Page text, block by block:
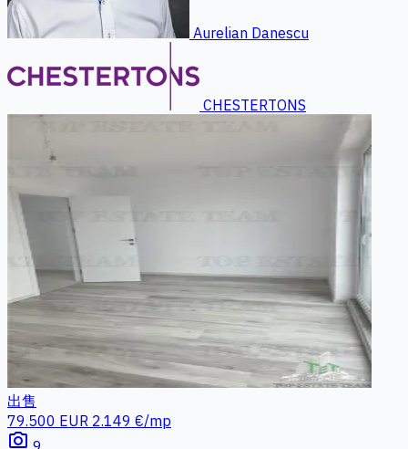
Aurelian Danescu
CHESTERTONS
出售
79.500 EUR 2.149 €/mp
photo_camera